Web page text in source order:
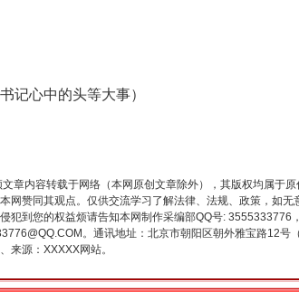
心中的头等大事）
文章内容转载于网络（本网原创文章除外），其版权均属于
网赞同其观点。仅供交流学习了解法律、法规、政策，如
犯到您的权益烦请告知本网制作采编部QQ号:
。通讯地址：北京市朝阳区朝外雅宝路12
来源：XXXXX网站。
今年投资意愿榜揭晓